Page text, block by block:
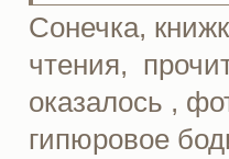
Сонечка,
чтения,
оказалось ,
гипюровое